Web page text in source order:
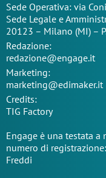
Sede Operativa: via
Sede Legale e
20123 – Milano (MI) –
Redazione:
redazione@engage.it
Marketing:
marketing@edimaker.it
Credits:
TIG Factory
Engage è una testata
numero di
Freddi